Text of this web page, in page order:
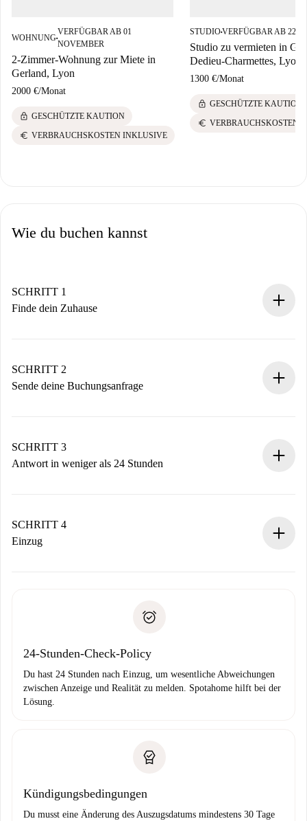
WOHNUNG■
VERFÜGBAR AB 01
NOVEMBER
2-Zimmer-Wohnung zur Miete in
Gerland, Lyon
2000 €/Monat
lock GESCHÜTZTE KAUTION
euro VERBRAUCHSKOSTEN INKLUSIVE
STUDIO■VERFÜGBAR AB 22
Studio zu vermieten in
Dedieu-Charmettes, Lyon
1300 €/Monat
lock GESCHÜTZTE KAUTION
euro VERBRAUCHSKOSTEN
Wie du buchen kannst
SCHRITT 1
Finde dein Zuhause
Du erhältst alle notwendigen Informationen im Voraus.
SCHRITT 2
Sende deine Buchungsanfrage
Denk daran, dass wir dich erst belasten, wenn der
Vermieter zustimmt.
SCHRITT 3
Antwort in weniger als 24 Stunden
stellen den Kontakt her.
Wenn der Vermieter ablehnen muss, entstehen keine
SCHRITT 4
Einzug
24-Stunden-Check-Policy
Du hast 24 Stunden nach Einzug, um wesentliche Abweichungen
zwischen Anzeige und Realität zu melden. Spotahome hilft bei der
Lösung.
Kündigungsbedingungen
Du musst eine Änderung des Auszugsdatums mindestens 30 Tage